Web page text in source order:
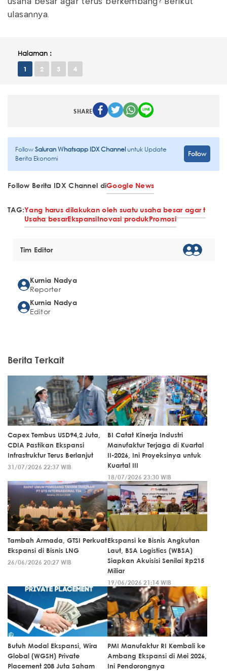
usaha besar agar terus berkembang? Berikut
ulasannya.
Halaman :
1 2 3 4
SHARE
FollowSaluran Whatsapp IDX Channeluntuk Update
Berita Ekonomi
Follow
Follow Berita IDX Channel diGoogle News
TAG:Yang harus dilakukan oleh suatu usaha besar agar t
Usaha besarEkspansiInovasi produkPromosi
Tim Editor
Kurnia Nadya
Reporter
Kurnia Nadya
Editor
Berita Terkait
Capex Tembus USD94,2 Juta,
CDIA Pastikan Ekspansi
Infrastruktur Terus Berlanjut
31/07/2026 22:37 WIB
BI Catat Kinerja Industri
Manufaktur Terjaga di Kuartal
II-2026, Ini Proyeksinya untuk
Kuartal III
18/07/2026 23:30 WIB
Tambah Armada, GTSI Perkuat
Ekspansi di Bisnis LNG
26/06/2026 20:27 WIB
Ekspansi ke Bisnis Angkutan
Laut, BSA Logistics (WBSA)
Siapkan Akuisisi Senilai Rp215
Miliar
19/06/2026 21:14 WIB
Butuh Modal Ekspansi, Wira
Global (WGSH) Private
Placement 208 Juta Saham
PMI Manufaktur RI Kembali ke
Ambang Ekspansi di Mei 2026,
Ini Pendorongnya